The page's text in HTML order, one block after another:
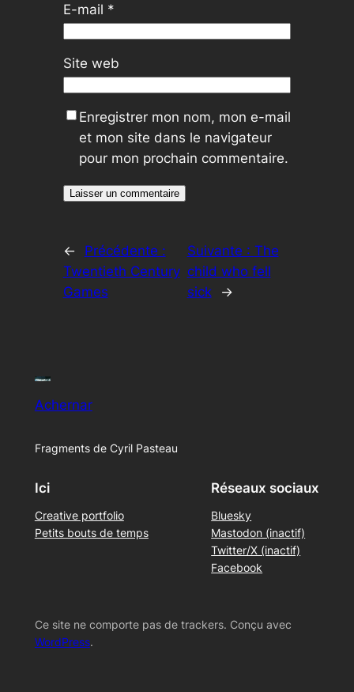
E-mail *
Site web
Enregistrer mon nom, mon e-mail
et mon site dans le navigateur
pour mon prochain commentaire.
←
Précédente :
Twentieth Century
Games
Suivante : The
child who fell
sick
→
Achernar
Fragments de Cyril Pasteau
Ici
Creative portfolio
Petits bouts de temps
Réseaux sociaux
Bluesky
Mastodon (inactif)
Twitter/X (inactif)
Facebook
Ce site ne comporte pas de trackers. Conçu avec
WordPress.